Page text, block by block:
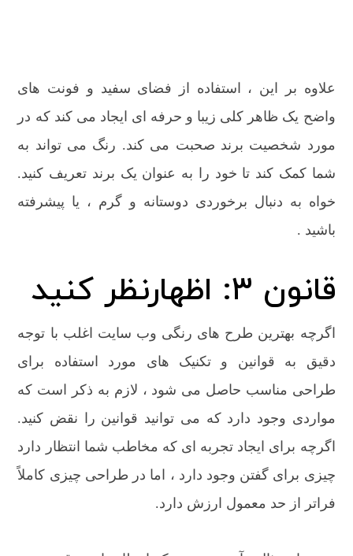
علاوه بر این ، استفاده از فضای سفید و فونت های
واضح یک ظاهر کلی زیبا و حرفه ای ایجاد می کند که در
مورد شخصیت برند صحبت می کند. رنگ می تواند به
شما کمک کند تا خود را به عنوان یک برند تعریف کنید.
خواه به دنبال برخوردی دوستانه و گرم ، یا پیشرفته
باشید .
قانون 3: اظهارنظر کنید
اگرچه بهترین طرح های رنگی وب سایت اغلب با توجه
دقیق به قوانین و تکنیک های مورد استفاده برای
طراحی مناسب حاصل می شود ، لازم به ذکر است که
مواردی وجود دارد که می توانید قوانین را نقض کنید.
اگرچه برای ایجاد تجربه ای که مخاطب شما انتظار دارد
چیزی برای گفتن وجود دارد ، اما در طراحی چیزی کاملاً
فراتر از حد معمول ارزش دارد.